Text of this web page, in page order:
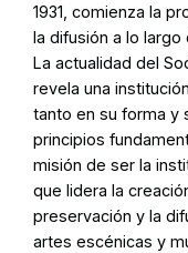
1931, comienza la
la difusión a lo largo
La actualidad del
revela una
tanto en su forma y
principios
misión de ser la
que lidera la
preservación y la
artes escénicas y